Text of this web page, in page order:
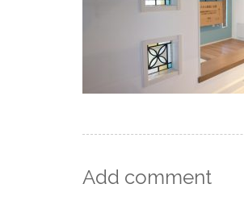
Add comment